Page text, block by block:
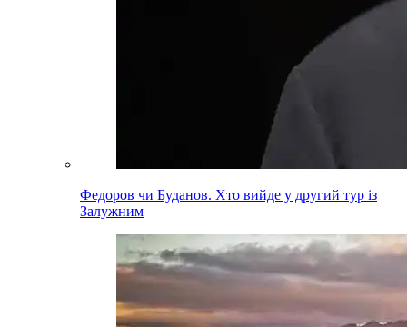
Федоров чи Буданов. Хто вийде у другий тур із
Залужним